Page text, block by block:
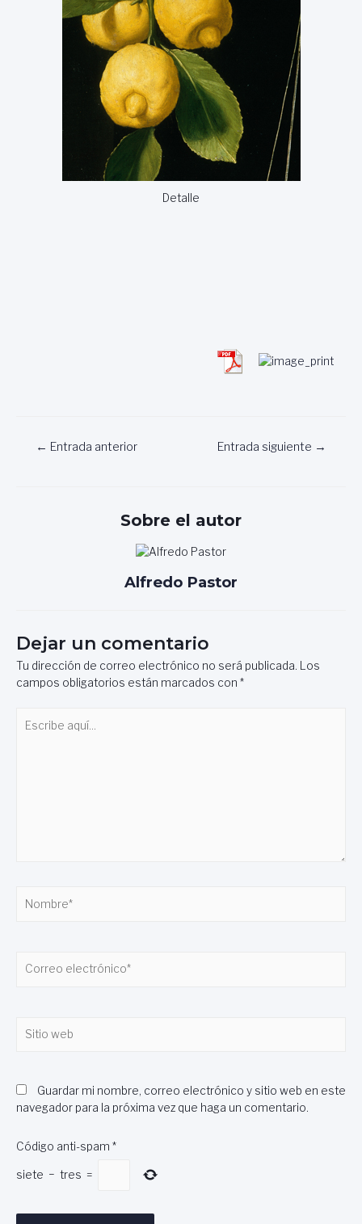
Detalle
Navegación
← Entrada anterior Entrada siguiente →
Sobre el autor
Alfredo Pastor
Dejar un comentario
Tu dirección de correo electrónico no será publicada. Los
campos obligatorios están marcados con *
aquí...
electrónico*
web
Guardar mi nombre, correo electrónico y sitio web en este
navegador para la próxima vez que haga un comentario.
Código anti-spam *
siete − tres =